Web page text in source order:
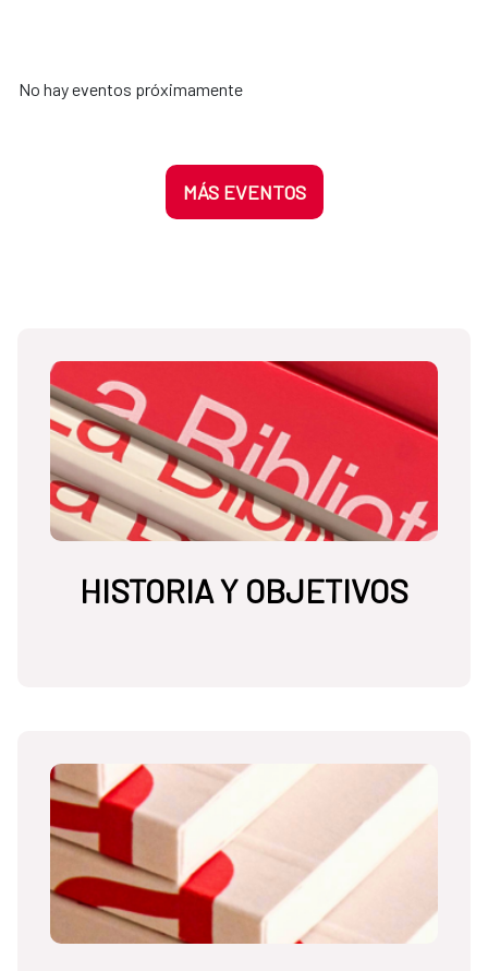
No hay eventos próximamente
MÁS EVENTOS
HISTORIA Y OBJETIVOS